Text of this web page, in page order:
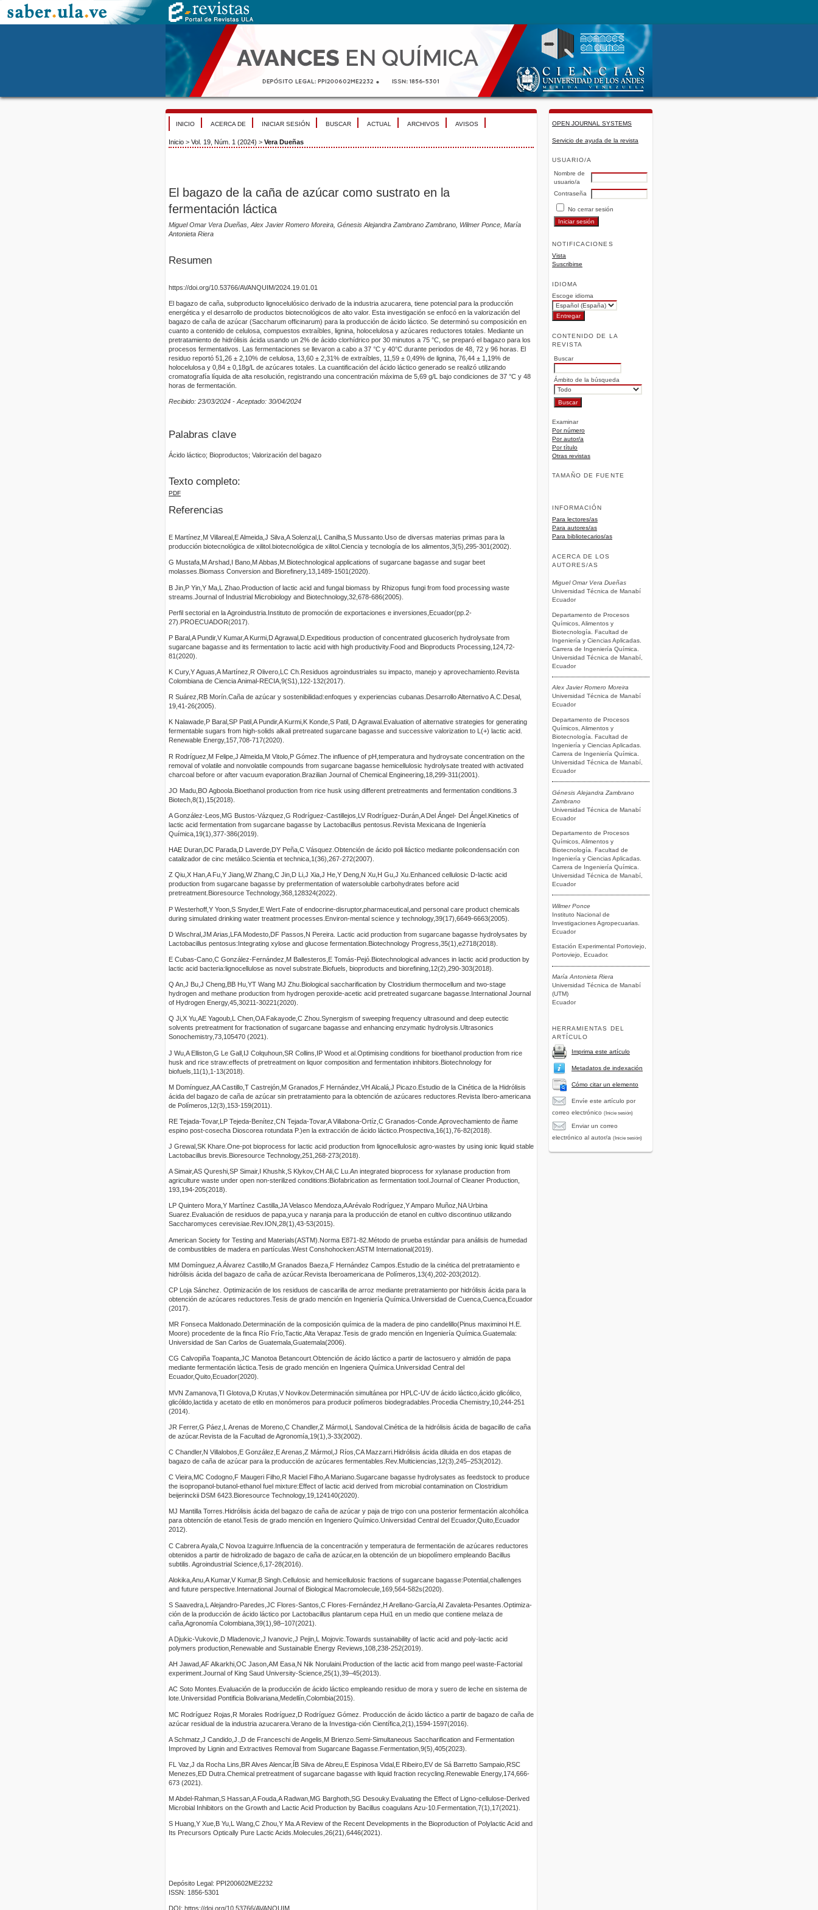
OPEN JOURNAL SYSTEMS
Servicio de ayuda de la revista
USUARIO/A
Nombre de
usuario/a
Contraseña
No cerrar sesión
NOTIFICACIONES
Vista
Suscribirse
IDIOMA
Escoge idioma
CONTENIDO DE LA
REVISTA
Buscar
Ámbito de la búsqueda
Examinar
Por número
Por autor/a
Por título
Otras revistas
TAMAÑO DE FUENTE
INFORMACIÓN
Para lectores/as
Para autores/as
Para bibliotecarios/as
ACERCA DE LOS
AUTORES/AS
Miguel Omar Vera Dueñas
Universidad Técnica de Manabí
Ecuador
Departamento de Procesos
Químicos, Alimentos y
Biotecnología. Facultad de
Ingeniería y Ciencias Aplicadas.
Carrera de Ingeniería Química.
Universidad Técnica de Manabí,
Ecuador
Alex Javier Romero Moreira
Universidad Técnica de Manabí
Ecuador
Departamento de Procesos
Químicos, Alimentos y
Biotecnología. Facultad de
Ingeniería y Ciencias Aplicadas.
Carrera de Ingeniería Química.
Universidad Técnica de Manabí,
Ecuador
Génesis Alejandra Zambrano
Zambrano
Universidad Técnica de Manabí
Ecuador
Departamento de Procesos
Químicos, Alimentos y
Biotecnología. Facultad de
Ingeniería y Ciencias Aplicadas.
Carrera de Ingeniería Química.
Universidad Técnica de Manabí,
Ecuador
Wilmer Ponce
Instituto Nacional de
Investigaciones Agropecuarias.
Ecuador
Estación Experimental Portoviejo,
Portoviejo, Ecuador.
María Antonieta Riera
Universidad Técnica de Manabí
(UTM)
Ecuador
HERRAMIENTAS DEL
ARTÍCULO
Imprima este artículo
Metadatos de indexación
Cómo citar un elemento
Envíe este artículo por
correo electrónico (Inicie sesión)
Enviar un correo
electrónico al autor/a (Inicie sesión)
INICIO ACERCA DE INICIAR SESIÓN BUSCAR ACTUAL ARCHIVOS AVISOS
Inicio > Vol. 19, Núm. 1 (2024) > Vera Dueñas
El bagazo de la caña de azúcar como sustrato en la
fermentación láctica
Miguel Omar Vera Dueñas, Alex Javier Romero Moreira, Génesis Alejandra Zambrano Zambrano, Wilmer Ponce, María
Antonieta Riera
Resumen
https://doi.org/10.53766/AVANQUIM/2024.19.01.01
El bagazo de caña, subproducto lignocelulósico derivado de la industria azucarera, tiene potencial para la producción
energética y el desarrollo de productos biotecnológicos de alto valor. Esta investigación se enfocó en la valorización del
bagazo de caña de azúcar (Saccharum officinarum) para la producción de ácido láctico. Se determinó su composición en
cuanto a contenido de celulosa, compuestos extraíbles, lignina, holocelulosa y azúcares reductores totales. Mediante un
pretratamiento de hidrólisis ácida usando un 2% de ácido clorhídrico por 30 minutos a 75 °C, se preparó el bagazo para los
procesos fermentativos. Las fermentaciones se llevaron a cabo a 37 °C y 40°C durante periodos de 48, 72 y 96 horas. El
residuo reportó 51,26 ± 2,10% de celulosa, 13,60 ± 2,31% de extraíbles, 11,59 ± 0,49% de lignina, 76,44 ± 1,19% de
holocelulosa y 0,84 ± 0,18g/L de azúcares totales. La cuantificación del ácido láctico generado se realizó utilizando
cromatografía líquida de alta resolución, registrando una concentración máxima de 5,69 g/L bajo condiciones de 37 °C y 48
horas de fermentación.
Recibido: 23/03/2024 - Aceptado: 30/04/2024
Palabras clave
Ácido láctico; Bioproductos; Valorización del bagazo
Texto completo:
PDF
Referencias
E Martínez,M Villareal,E Almeida,J Silva,A Solenzal,L Canilha,S Mussanto.Uso de diversas materias primas para la
producción biotecnológica de xilitol.biotecnológica de xilitol.Ciencia y tecnología de los alimentos,3(5),295-301(2002).
G Mustafa,M Arshad,I Bano,M Abbas,M.Biotechnological applications of sugarcane bagasse and sugar beet
molasses.Biomass Conversion and Biorefinery,13,1489-1501(2020).
B Jin,P Yin,Y Ma,L Zhao.Production of lactic acid and fungal biomass by Rhizopus fungi from food processing waste
streams.Journal of Industrial Microbiology and Biotechnology,32,678-686(2005).
Perfil sectorial en la Agroindustria.Instituto de promoción de exportaciones e inversiones,Ecuador(pp.2-
27).PROECUADOR(2017).
P Baral,A Pundir,V Kumar,A Kurmi,D Agrawal,D.Expeditious production of concentrated glucoserich hydrolysate from
sugarcane bagasse and its fermentation to lactic acid with high productivity.Food and Bioproducts Processing,124,72-
81(2020).
K Cury,Y Aguas,A Martínez,R Olivero,LC Ch.Residuos agroindustriales su impacto, manejo y aprovechamiento.Revista
Colombiana de Ciencia Animal-RECIA,9(S1),122-132(2017).
R Suárez,RB Morín.Caña de azúcar y sostenibilidad:enfoques y experiencias cubanas.Desarrollo Alternativo A.C.Desal,
19,41-26(2005).
K Nalawade,P Baral,SP Patil,A Pundir,A Kurmi,K Konde,S Patil, D Agrawal.Evaluation of alternative strategies for generating
fermentable sugars from high-solids alkali pretreated sugarcane bagasse and successive valorization to L(+) lactic acid.
Renewable Energy,157,708-717(2020).
R Rodríguez,M Felipe,J Almeida,M Vitolo,P Gómez.The influence of pH,temperatura and hydroysate concentration on the
removal of volatile and nonvolatile compounds from sugarcane bagasse hemicellulosic hydrolysate treated with activated
charcoal before or after vacuum evaporation.Brazilian Journal of Chemical Engineering,18,299-311(2001).
JO Madu,BO Agboola.Bioethanol production from rice husk using different pretreatments and fermentation conditions.3
Biotech,8(1),15(2018).
A González-Leos,MG Bustos-Vázquez,G Rodríguez-Castillejos,LV Rodríguez-Durán,A Del Ángel- Del Ángel.Kinetics of
lactic acid fermentation from sugarcane bagasse by Lactobacillus pentosus.Revista Mexicana de Ingeniería
Química,19(1),377-386(2019).
HAE Duran,DC Parada,D Laverde,DY Peña,C Vásquez.Obtención de ácido poli lláctico mediante policondensación con
catalizador de cinc metálico.Scientia et technica,1(36),267-272(2007).
Z Qiu,X Han,A Fu,Y Jiang,W Zhang,C Jin,D Li,J Xia,J He,Y Deng,N Xu,H Gu,J Xu.Enhanced cellulosic D-lactic acid
production from sugarcane bagasse by prefermentation of watersoluble carbohydrates before acid
pretreatment.Bioresource Technology,368,128324(2022).
P Westerhoff,Y Yoon,S Snyder,E Wert.Fate of endocrine-disruptor,pharmaceutical,and personal care product chemicals
during simulated drinking water treatment processes.Environ-mental science y technology,39(17),6649-6663(2005).
D Wischral,JM Arias,LFA Modesto,DF Passos,N Pereira. Lactic acid production from sugarcane bagasse hydrolysates by
Lactobacillus pentosus:Integrating xylose and glucose fermentation.Biotechnology Progress,35(1),e2718(2018).
E Cubas-Cano,C González-Fernández,M Ballesteros,E Tomás-Pejó.Biotechnological advances in lactic acid production by
lactic acid bacteria:lignocellulose as novel substrate.Biofuels, bioproducts and biorefining,12(2),290-303(2018).
Q An,J Bu,J Cheng,BB Hu,YT Wang MJ Zhu.Biological saccharification by Clostridium thermocellum and two-stage
hydrogen and methane production from hydrogen peroxide-acetic acid pretreated sugarcane bagasse.International Journal
of Hydrogen Energy,45,30211-30221(2020).
Q Ji,X Yu,AE Yagoub,L Chen,OA Fakayode,C Zhou.Synergism of sweeping frequency ultrasound and deep eutectic
solvents pretreatment for fractionation of sugarcane bagasse and enhancing enzymatic hydrolysis.Ultrasonics
Sonochemistry,73,105470 (2021).
J Wu,A Elliston,G Le Gall,IJ Colquhoun,SR Collins,IP Wood et al.Optimising conditions for bioethanol production from rice
husk and rice straw:effects of pretreatment on liquor composition and fermentation inhibitors.Biotechnology for
biofuels,11(1),1-13(2018).
M Domínguez,AA Castillo,T Castrejón,M Granados,F Hernández,VH Alcalá,J Picazo.Estudio de la Cinética de la Hidrólisis
ácida del bagazo de caña de azúcar sin pretratamiento para la obtención de azúcares reductores.Revista Ibero-americana
de Polímeros,12(3),153-159(2011).
RE Tejada-Tovar,LP Tejeda-Benítez,CN Tejada-Tovar,A Villabona-Ortíz,C Granados-Conde.Aprovechamiento de ñame
espino post-cosecha Dioscorea rotundata P.)en la extracción de ácido láctico.Prospectiva,16(1),76-82(2018).
J Grewal,SK Khare.One-pot bioprocess for lactic acid production from lignocellulosic agro-wastes by using ionic liquid stable
Lactobacillus brevis.Bioresource Technology,251,268-273(2018).
A Simair,AS Qureshi,SP Simair,I Khushk,S Klykov,CH Ali,C Lu.An integrated bioprocess for xylanase production from
agriculture waste under open non-sterilized conditions:Biofabrication as fermentation tool.Journal of Cleaner Production,
193,194-205(2018).
LP Quintero Mora,Y Martínez Castilla,JA Velasco Mendoza,A Arévalo Rodríguez,Y Amparo Muñoz,NA Urbina
Suarez.Evaluación de residuos de papa,yuca y naranja para la producción de etanol en cultivo discontinuo utilizando
Saccharomyces cerevisiae.Rev.ION,28(1),43-53(2015).
American Society for Testing and Materials(ASTM).Norma E871-82.Método de prueba estándar para análisis de humedad
de combustibles de madera en partículas.West Conshohocken:ASTM International(2019).
MM Domínguez,A Álvarez Castillo,M Granados Baeza,F Hernández Campos.Estudio de la cinética del pretratamiento e
hidrólisis ácida del bagazo de caña de azúcar.Revista Iberoamericana de Polímeros,13(4),202-203(2012).
CP Loja Sánchez. Optimización de los residuos de cascarilla de arroz mediante pretratamiento por hidrólisis ácida para la
obtención de azúcares reductores.Tesis de grado mención en Ingeniería Química.Universidad de Cuenca,Cuenca,Ecuador
(2017).
MR Fonseca Maldonado.Determinación de la composición química de la madera de pino candelillo(Pinus maximinoi H.E.
Moore) procedente de la finca Río Frío,Tactic,Alta Verapaz.Tesis de grado mención en Ingeniería Química.Guatemala:
Universidad de San Carlos de Guatemala,Guatemala(2006).
CG Calvopiña Toapanta,JC Manotoa Betancourt.Obtención de ácido láctico a partir de lactosuero y almidón de papa
mediante fermentación láctica.Tesis de grado mención en Ingeniera Química.Universidad Central del
Ecuador,Quito,Ecuador(2020).
MVN Zamanova,TI Glotova,D Krutas,V Novikov.Determinación simultánea por HPLC-UV de ácido láctico,ácido glicólico,
glicólido,lactida y acetato de etilo en monómeros para producir polímeros biodegradables.Procedia Chemistry,10,244-251
(2014).
JR Ferrer,G Páez,L Arenas de Moreno,C Chandler,Z Mármol,L Sandoval.Cinética de la hidrólisis ácida de bagacillo de caña
de azúcar.Revista de la Facultad de Agronomía,19(1),3-33(2002).
C Chandler,N Villalobos,E González,E Arenas,Z Mármol,J Ríos,CA Mazzarri.Hidrólisis ácida diluida en dos etapas de
bagazo de caña de azúcar para la producción de azúcares fermentables.Rev.Multiciencias,12(3),245–253(2012).
C Vieira,MC Codogno,F Maugeri Filho,R Maciel Filho,A Mariano.Sugarcane bagasse hydrolysates as feedstock to produce
the isopropanol-butanol-ethanol fuel mixture:Effect of lactic acid derived from microbial contamination on Clostridium
beijerinckii DSM 6423.Bioresource Technology,19,124140(2020).
MJ Mantilla Torres.Hidrólisis ácida del bagazo de caña de azúcar y paja de trigo con una posterior fermentación alcohólica
para obtención de etanol.Tesis de grado mención en Ingeniero Químico.Universidad Central del Ecuador,Quito,Ecuador
2012).
C Cabrera Ayala,C Novoa Izaguirre.Influencia de la concentración y temperatura de fermentación de azúcares reductores
obtenidos a partir de hidrolizado de bagazo de caña de azúcar,en la obtención de un biopolímero empleando Bacillus
subtilis. Agroindustrial Science,6,17-28(2016).
Alokika,Anu,A Kumar,V Kumar,B Singh.Cellulosic and hemicellulosic fractions of sugarcane bagasse:Potential,challenges
and future perspective.International Journal of Biological Macromolecule,169,564-582s(2020).
S Saavedra,L Alejandro-Paredes,JC Flores-Santos,C Flores-Fernández,H Arellano-García,AI Zavaleta-Pesantes.Optimiza-
ción de la producción de ácido láctico por Lactobacillus plantarum cepa Hui1 en un medio que contiene melaza de
caña,Agronomía Colombiana,39(1),98–107(2021).
A Djukic-Vukovic,D Mladenovic,J Ivanovic,J Pejin,L Mojovic.Towards sustainability of lactic acid and poly-lactic acid
polymers production,Renewable and Sustainable Energy Reviews,108,238-252(2019).
AH Jawad,AF Alkarkhi,OC Jason,AM Easa,N Nik Norulaini.Production of the lactic acid from mango peel waste-Factorial
experiment.Journal of King Saud University-Science,25(1),39–45(2013).
AC Soto Montes.Evaluación de la producción de ácido láctico empleando residuo de mora y suero de leche en sistema de
lote.Universidad Pontificia Bolivariana,Medellín,Colombia(2015).
MC Rodríguez Rojas,R Morales Rodríguez,D Rodríguez Gómez. Producción de ácido láctico a partir de bagazo de caña de
azúcar residual de la industria azucarera.Verano de la Investiga-ción Científica,2(1),1594-1597(2016).
A Schmatz,J Candido,J.,D de Franceschi de Angelis,M Brienzo.Semi-Simultaneous Saccharification and Fermentation
Improved by Lignin and Extractives Removal from Sugarcane Bagasse.Fermentation,9(5),405(2023).
FL Vaz,J da Rocha Lins,BR Alves Alencar,ÍB Silva de Abreu,E Espinosa Vidal,E Ribeiro,EV de Sá Barretto Sampaio,RSC
Menezes,ED Dutra.Chemical pretreatment of sugarcane bagasse with liquid fraction recycling.Renewable Energy,174,666-
673 (2021).
M Abdel-Rahman,S Hassan,A Fouda,A Radwan,MG Barghoth,SG Desouky.Evaluating the Effect of Ligno-cellulose-Derived
Microbial Inhibitors on the Growth and Lactic Acid Production by Bacillus coagulans Azu-10.Fermentation,7(1),17(2021).
S Huang,Y Xue,B Yu,L Wang,C Zhou,Y Ma.A Review of the Recent Developments in the Bioproduction of Polylactic Acid and
Its Precursors Optically Pure Lactic Acids.Molecules,26(21),6446(2021).
Depósito Legal: PPI200602ME2232
ISSN: 1856-5301
DOI: https://doi.org/10.53766/AVANQUIM